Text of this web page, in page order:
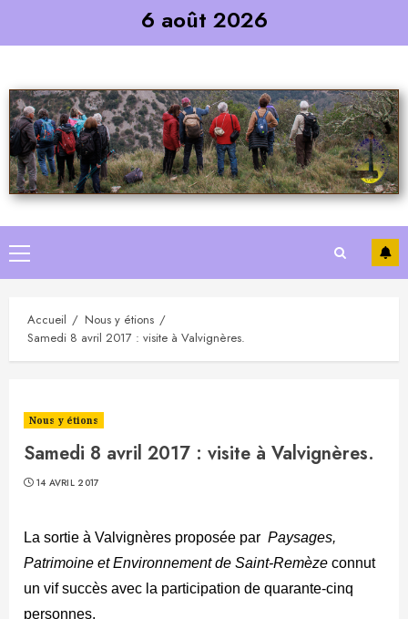
6 août 2026
Primary
Menu
Accueil
Nous y étions
Samedi 8 avril 2017 : visite à Valvignères.
Nous y étions
Samedi 8 avril 2017 : visite à Valvignères.
14 AVRIL 2017
La sortie à Valvignères proposée par Paysages,
Patrimoine et Environnement de Saint-Remèze connut
un vif succès avec la participation de quarante-cinq
personnes.